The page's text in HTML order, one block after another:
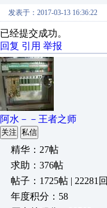
发表于：2017-03-13 16:36:22
已经提交成功。
回复 引用 举报
阿水－－王者之师
关注 私信
精华：27帖
求助：376帖
帖子：1725帖 | 22281回
年度积分：58